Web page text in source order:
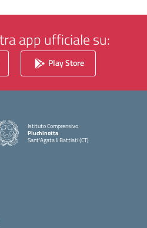
app ufficiale su:
Play Store
Istituto Comprensivo
Pluchinotta
Sant'Agata li Battiati (CT)
— Visita la pagina iniziale della scuola